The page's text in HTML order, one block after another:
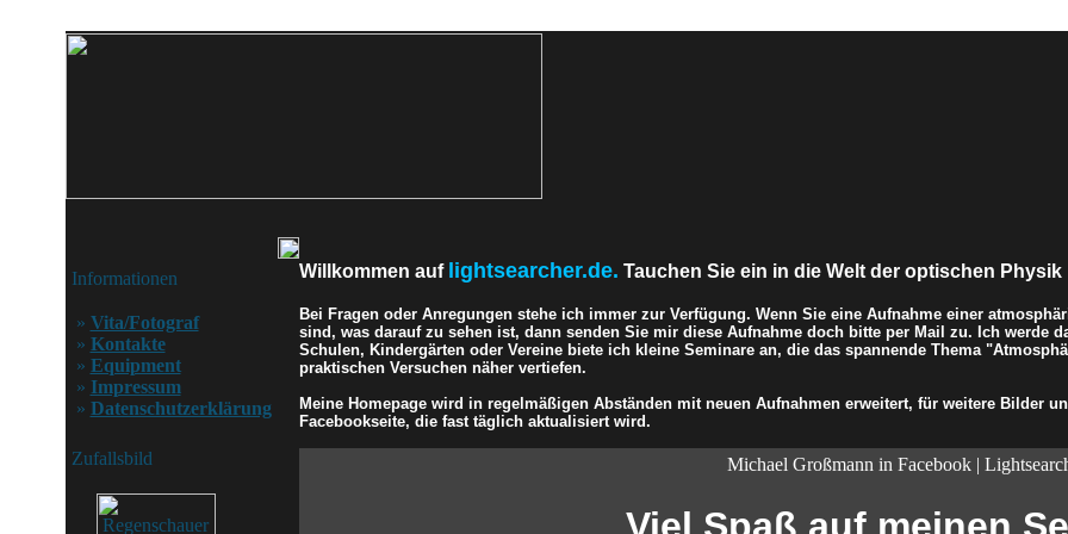
Informationen
» Vita/Fotograf
» Kontakte
» Equipment
» Impressum
» Datenschutzerklärung
Zufallsbild
Willkommen auf lightsearcher.de. Tauchen Sie ein in die Welt der optischen
Bei Fragen oder Anregungen stehe ich immer zur Verfügung. Wenn Sie eine Aufnahme einer
sind, was darauf zu sehen ist, dann senden Sie mir diese Aufnahme doch bitte per Mail zu. Ich werde
Schulen, Kindergärten oder Vereine biete ich kleine Seminare an, die das spannende Thema
praktischen Versuchen näher vertiefen.
Meine Homepage wird in regelmäßigen Abständen mit neuen Aufnahmen erweitert, für weitere Bilder
Facebookseite, die fast täglich aktualisiert wird.
Michael Großmann in Facebook |